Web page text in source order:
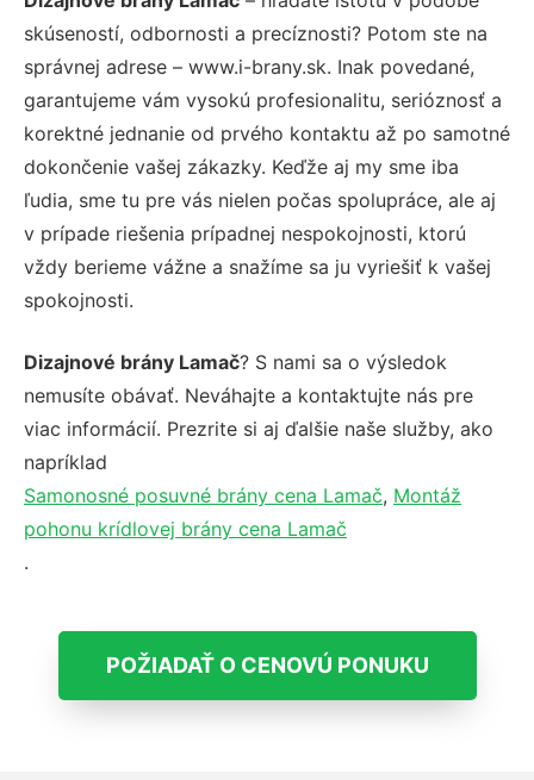
skúseností, odbornosti a precíznosti? Potom ste na
správnej adrese – www.i-brany.sk. Inak povedané,
garantujeme vám vysokú profesionalitu, serióznosť a
korektné jednanie od prvého kontaktu až po samotné
dokončenie vašej zákazky. Keďže aj my sme iba
ľudia, sme tu pre vás nielen počas spolupráce, ale aj
v prípade riešenia prípadnej nespokojnosti, ktorú
vždy berieme vážne a snažíme sa ju vyriešiť k vašej
spokojnosti.
Dizajnové brány Lamač? S nami sa o výsledok
nemusíte obávať. Neváhajte a kontaktujte nás pre
viac informácií. Prezrite si aj ďalšie naše služby, ako
napríklad
Samonosné posuvné brány cena Lamač, Montáž
pohonu krídlovej brány cena Lamač
.
POŽIADAŤ O CENOVÚ PONUKU